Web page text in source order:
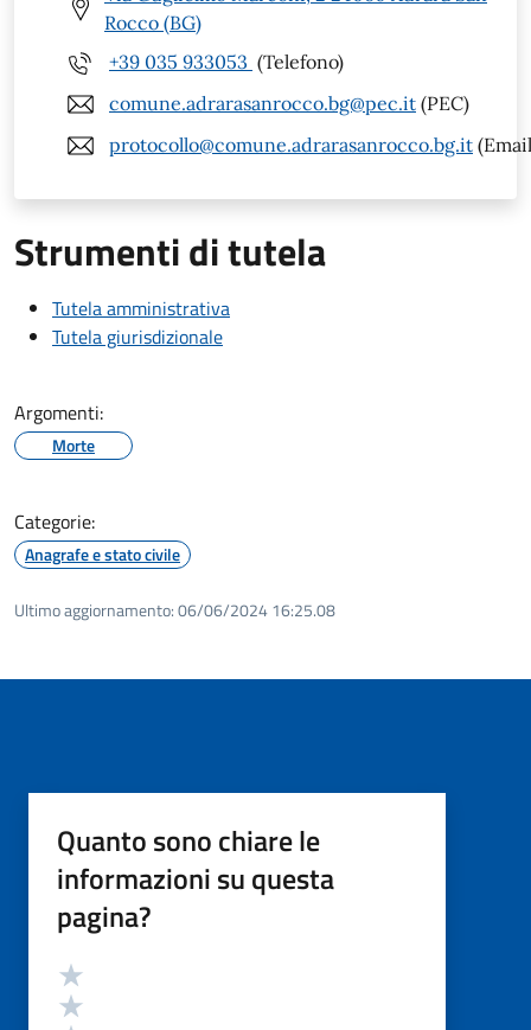
Rocco (BG)
+39 035 933053 (Telefono)
comune.adrarasanrocco.bg@pec.it (PEC)
protocollo@comune.adrarasanrocco.bg.it
Strumenti di tutela
Tutela amministrativa
Tutela giurisdizionale
Argomenti:
Morte
Categorie:
Anagrafe e stato civile
Ultimo aggiornamento:06/06/2024 16:25.08
Quanto sono chiare le
informazioni su questa
pagina?
Valutazione